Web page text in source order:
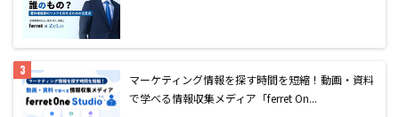
マーケティング情報を探す時間を短縮！動画・資料
で学べる情報収集メディア「ferret On...